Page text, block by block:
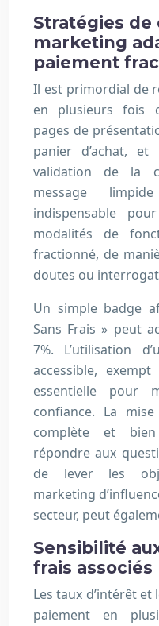
Stratégies
marketing
paiement
Il est primordial de
en plusieurs fois
pages de
panier d’achat,
validation de la
message
indispensable
modalités de
fractionné, de
doutes ou
Un simple badge
Sans Frais » peut
7%. L’utilisation
accessible,
essentielle pour
confiance. La
complète et
répondre aux
de lever les
marketing
secteur, peut
Sensibilité
frais associés
Les taux d’intérêt
paiement en